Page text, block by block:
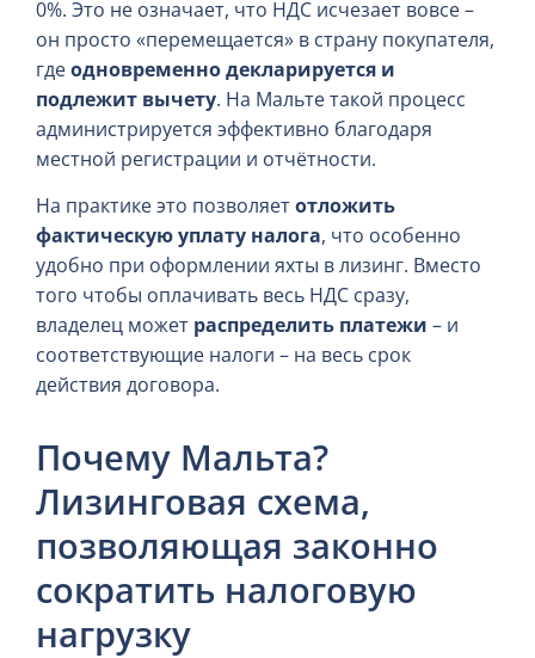
0%. Это не означает, что НДС исчезает вовсе –
он просто «перемещается» в страну покупателя,
гдеодновременно декларируется и
подлежит вычету. На Мальте такой процесс
администрируется эффективно благодаря
местной регистрации и отчётности.
На практике это позволяетотложить
фактическую уплату налога, что особенно
удобно при оформлении яхты в лизинг. Вместо
того чтобы оплачивать весь НДС сразу,
владелец может распределить платежи – и
соответствующие налоги – на весь срок
действия договора.
Почему Мальта?
Лизинговая схема,
позволяющая законно
сократить налоговую
нагрузку